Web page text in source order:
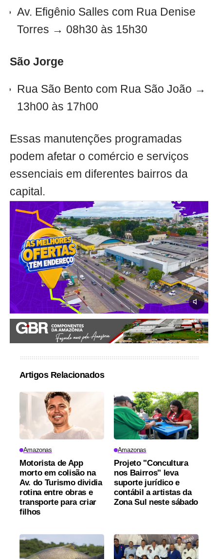
Av. Efigênio Salles com Rua Denise
Torres → 08h30 às 15h30
São Jorge
Rua São Bento com Rua São João →
13h00 às 17h00
Essas manutenções programadas
podem afetar o comércio e serviços
essenciais em diferentes bairros da
capital.
Artigos Relacionados
Amazonas
Motorista de App
morto em colisão na
Av. do Turismo dividia
rotina entre obras e
transporte para criar
filhos
Amazonas
Projeto "Concultura
nos Bairros" leva
suporte jurídico e
contábil a artistas da
Zona Sul neste sábado